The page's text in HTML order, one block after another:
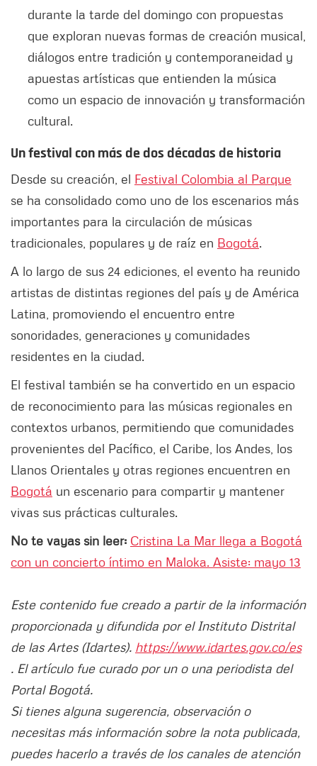
durante la tarde del domingo con propuestas
que exploran nuevas formas de creación musical,
diálogos entre tradición y contemporaneidad y
apuestas artísticas que entienden la música
como un espacio de innovación y transformación
cultural.
Un festival con más de dos décadas de historia
Desde su creación, el Festival Colombia al Parque
se ha consolidado como uno de los escenarios más
importantes para la circulación de músicas
tradicionales, populares y de raíz en Bogotá.
A lo largo de sus 24 ediciones, el evento ha reunido
artistas de distintas regiones del país y de América
Latina, promoviendo el encuentro entre
sonoridades, generaciones y comunidades
residentes en la ciudad.
El festival también se ha convertido en un espacio
de reconocimiento para las músicas regionales en
contextos urbanos, permitiendo que comunidades
provenientes del Pacífico, el Caribe, los Andes, los
Llanos Orientales y otras regiones encuentren en
Bogotá un escenario para compartir y mantener
vivas sus prácticas culturales.
No te vayas sin leer: Cristina La Mar llega a Bogotá
con un concierto íntimo en Maloka. Asiste: mayo 13
Este contenido fue creado a partir de la información
proporcionada y difundida por el Instituto Distrital
de las Artes (Idartes). https://www.idartes.gov.co/es
. El artículo fue curado por un o una periodista del
Portal Bogotá.
Si tienes alguna sugerencia, observación o
necesitas más información sobre la nota publicada,
puedes hacerlo a través de los canales de atención